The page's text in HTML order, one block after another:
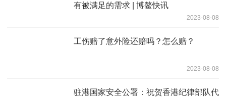
有被满足的需求 | 博鳌快讯
2023-08-08
工伤赔了意外险还赔吗？怎么赔？
2023-08-08
驻港国家安全公署：祝贺香港纪律部队代